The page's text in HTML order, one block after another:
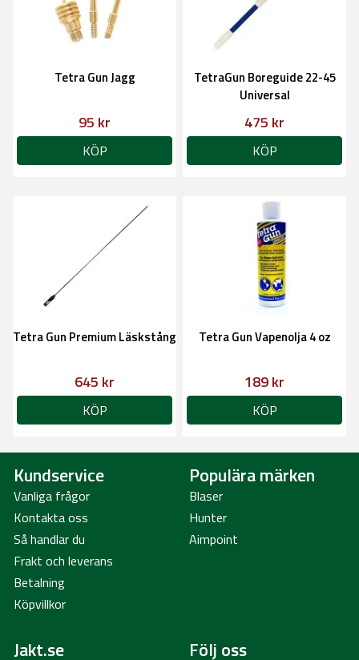
Tetra Gun Jagg
95 kr
KÖP
TetraGun Boreguide 22-45
Universal
475 kr
KÖP
Tetra Gun Premium Läskstång
645 kr
KÖP
Tetra Gun Vapenolja 4 oz
189 kr
KÖP
Kundservice
Vanliga frågor
Kontakta oss
Så handlar du
Frakt och leverans
Betalning
Köpvillkor
Populära märken
Blaser
Hunter
Aimpoint
Jakt.se Följ oss